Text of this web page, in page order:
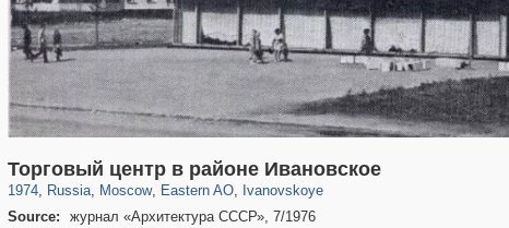
Торговый центр в районе Ивановское
1974, Russia
1,407,363 29,248
, Moscow
319,882 8,286
, Eastern AO
20,942 306
, Ivanovskoye
567
Source:
журнал «Архитектура СССР», 7/1976